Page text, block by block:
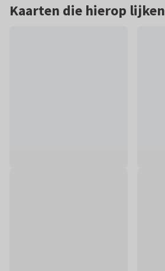
Kaarten die hierop lijken